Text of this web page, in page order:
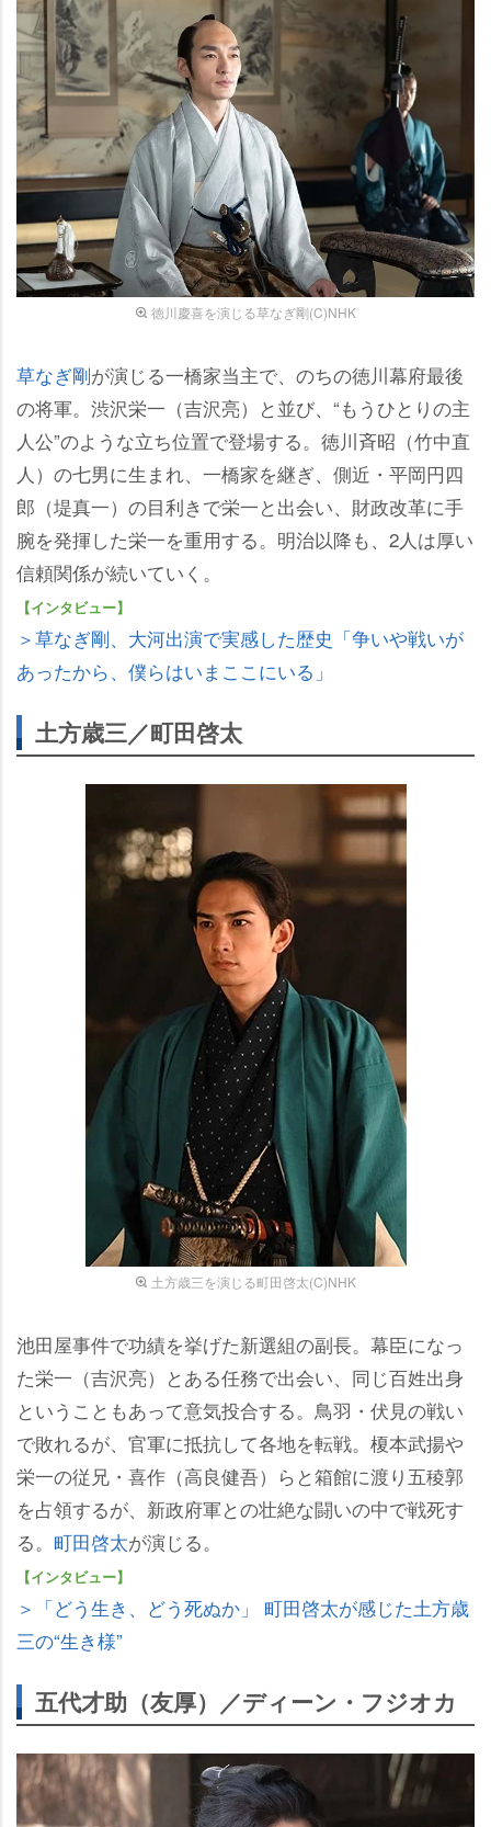
徳川慶喜を演じる草なぎ剛(C)NHK
草なぎ剛が演じる一橋家当主で、のちの徳川幕府最後
の将軍。渋沢栄一（吉沢亮）と並び、“もうひとりの主
人公”のような立ち位置で登場する。徳川斉昭（竹中直
人）の七男に生まれ、一橋家を継ぎ、側近・平岡円四
郎（堤真一）の目利きで栄一と出会い、財政改革に手
腕を発揮した栄一を重用する。明治以降も、2人は厚い
信頼関係が続いていく。
【インタビュー】
＞草なぎ剛、大河出演で実感した歴史「争いや戦いが
あったから、僕らはいまここにいる」
土方歳三／町田啓太
土方歳三を演じる町田啓太(C)NHK
池田屋事件で功績を挙げた新選組の副長。幕臣になっ
た栄一（吉沢亮）とある任務で出会い、同じ百姓出身
ということもあって意気投合する。鳥羽・伏見の戦い
で敗れるが、官軍に抵抗して各地を転戦。榎本武揚
栄一の従兄・喜作（高良健吾）らと箱館に渡り五稜郭
を占領するが、新政府軍との壮絶な闘いの中で戦死す
る。 町田啓太が演じる。
【インタビュー】
＞「どう生き、どう死ぬか」 町田啓太が感じた土方歳
三の“生き様”
五代才助（友厚）／ディーン・フジオカ